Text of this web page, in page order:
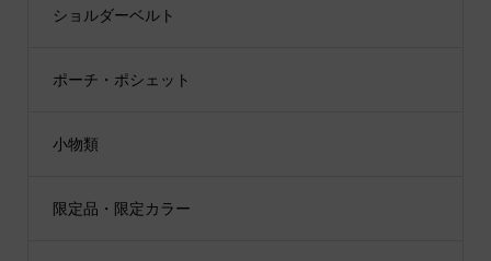
ショルダーベルト
ポーチ・ポシェット
小物類
限定品・限定カラー